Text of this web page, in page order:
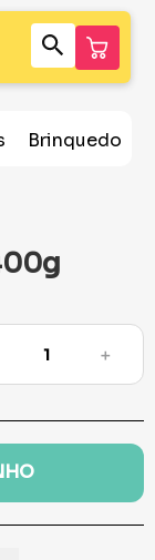
Brinquedos
＋